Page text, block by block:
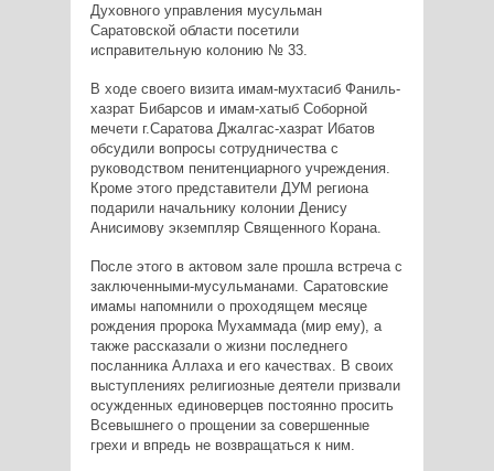
Духовного управления мусульман
Саратовской области посетили
исправительную колонию № 33.
В ходе своего визита имам-мухтасиб Фаниль-
хазрат Бибарсов и имам-хатыб Соборной
мечети г.СаратоваДжалгас-хазрат Ибатов
обсудили вопросы сотрудничества с
руководством пенитенциарного учреждения.
Кроме этого представители ДУМ региона
подарили начальнику колонии Денису
Анисимову экземпляр Священного Корана.
После этого в актовом зале прошла встреча с
заключенными-мусульманами. Саратовские
имамы напомнили о проходящем месяце
рождения пророка Мухаммада (мир ему), а
также рассказали о жизни последнего
посланника Аллаха и его качествах. В своих
выступлениях религиозные деятели призвали
осужденных единоверцев постоянно просить
Всевышнего о прощении за совершенные
грехи и впредь не возвращаться к ним.